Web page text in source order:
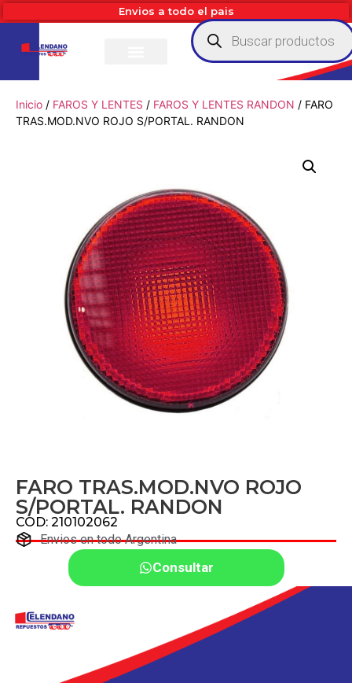
Envios a todo el pais
Inicio / FAROS Y LENTES / FAROS Y LENTES RANDON / FARO
TRAS.MOD.NVO ROJO S/PORTAL. RANDON
FARO TRAS.MOD.NVO ROJO
S/PORTAL. RANDON
COD: 210102062
Envios en todo Argentina
Consultar